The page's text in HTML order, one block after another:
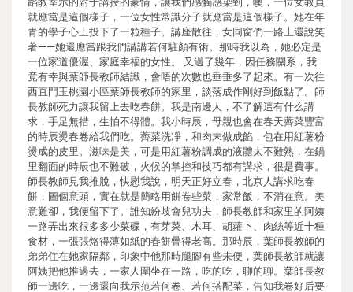
就應當是這個樣子，一位女性常識分子就應當是這個樣子。她在年
青的學子心上投下了一粒種子。講座散往，女同窗們一路上還說笑
著——她還應當跟我們講講若何駐顏有術。那時我以為，她必定是
一位家道優渥、家庭幸福的女性。 又過了幾年，因任務關系，我
竟有幸與葉師長教師結識，會晤的次數也垂垂多了起來。有一次往
西直門玉桃園小區葉師長教師的家里，談落成作剛好到飯點了。師
長教師死力讓我留上去吃春餅。我是南邊人，不了解這有什么講
求，手足無措，生怕不得體。我小時辰，母親也會在春天薺菜豐富
的時辰燙春卷給我們吃。薺菜洗凈，和肉末做成餡，包在用紅薯粉
燙成的皮里。滋味是美，可是用紅薯粉調成的液體太不難熟，在鍋
里翻面的時辰也不難破，火候的掌控和技巧都有講求，很是費事。
師長教師見我推脫，快慰我說，明天正好立春，北京人講求吃春
餅，圖個意頭，實在就是簡略用餅卷些菜，家常飯，不消在意。美
意難卻，我便留下了。誰知紛歧會兒功夫，師長教師和家里的阿姨
一路弄出來很多多少菜碟，有芽菜、木耳、胡蘿卜、肉絲等近十種
食材，一張張烙得薄如紙的春餅疊得老高。那時辰，葉師長教師的
弟弟住在她家隔鄰，印象中他那時腿腳有些未便，葉師長教師就讓
阿姨把他推過去，一家人圍坐在一路，吃的吃，聊的聊。葉師長教
師一邊吃，一邊還向我示范若何卷、若何搭配菜，告知我卷好后要